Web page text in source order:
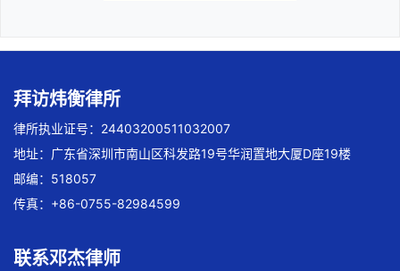
拜访炜衡律所
律所执业证号：24403200511032007
地址：广东省深圳市南山区科发路19号华润置地大厦D座19楼
邮编：518057
传真：+86-0755-82984599
联系邓杰律师